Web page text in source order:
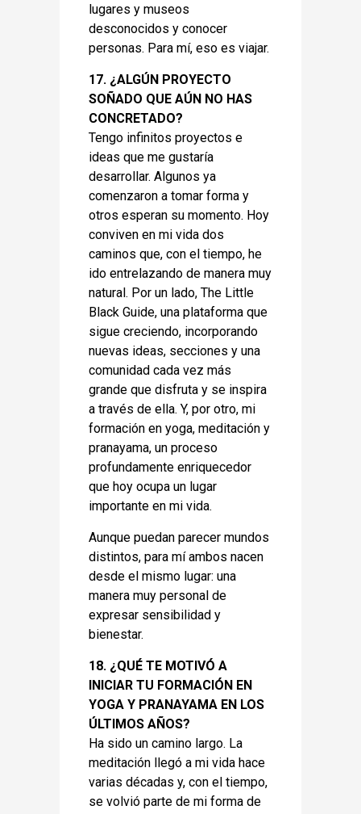
lugares y museos
desconocidos y conocer
personas. Para mí, eso es viajar.
17. ¿ALGÚN PROYECTO
SOÑADO QUE AÚN NO HAS
CONCRETADO?
Tengo infinitos proyectos e
ideas que me gustaría
desarrollar. Algunos ya
comenzaron a tomar forma y
otros esperan su momento. Hoy
conviven en mi vida dos
caminos que, con el tiempo, he
ido entrelazando de manera muy
natural. Por un lado, The Little
Black Guide, una plataforma que
sigue creciendo, incorporando
nuevas ideas, secciones y una
comunidad cada vez más
grande que disfruta y se inspira
a través de ella. Y, por otro, mi
formación en yoga, meditación y
pranayama, un proceso
profundamente enriquecedor
que hoy ocupa un lugar
importante en mi vida.
Aunque puedan parecer mundos
distintos, para mí ambos nacen
desde el mismo lugar: una
manera muy personal de
expresar sensibilidad y
bienestar.
18. ¿QUÉ TE MOTIVÓ A
INICIAR TU FORMACIÓN EN
YOGA Y PRANAYAMA EN LOS
ÚLTIMOS AÑOS?
Ha sido un camino largo. La
meditación llegó a mi vida hace
varias décadas y, con el tiempo,
se volvió parte de mi forma de